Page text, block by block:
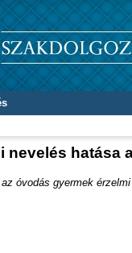
nevelés hatása
óvodás gyermek